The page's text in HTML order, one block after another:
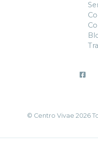
© Centro Vivae 2026